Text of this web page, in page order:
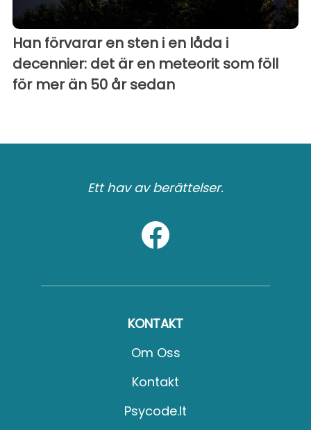
Han förvarar en sten i en låda i
decennier: det är en meteorit som föll
för mer än 50 år sedan
Ett hav av berättelser.
KONTAKT
Om Oss
Kontakt
Psycode.it